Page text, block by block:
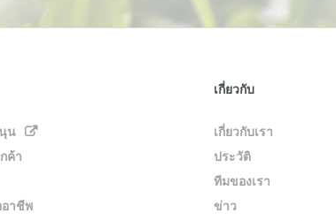
น
ค้า
าชีพ
เกี่ยวกับ
เกี่ยวกับเรา
ประวัติ
ทีมของเรา
ข่าว